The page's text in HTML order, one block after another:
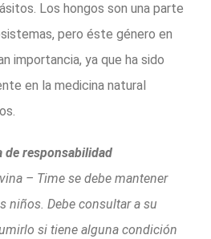
Los hongos son una parte
pero éste género en
importancia, ya que ha sido
en la medicina natural
de responsabilidad
– Time se debe mantener
niños. Debe consultar a su
si tiene alguna condición